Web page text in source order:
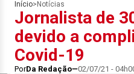
Início> Notícias
Jornalista de
devido a
Covid-19
PorDa Redação 02/07/21 -